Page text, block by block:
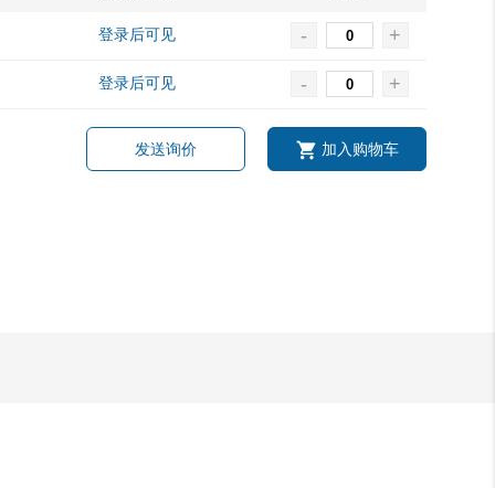
登录后可见 - +
登录后可见 - +
发送询价 加入购物车